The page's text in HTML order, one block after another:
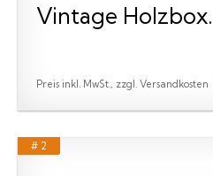
Vintage
Preis inkl. MwSt., zzgl. Versandkosten
# 2